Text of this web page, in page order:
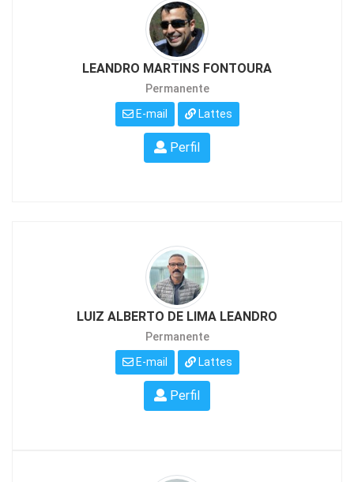
LEANDRO MARTINS FONTOURA
Permanente
E-mail Lattes
Perfil
LUIZ ALBERTO DE LIMA LEANDRO
Permanente
E-mail Lattes
Perfil